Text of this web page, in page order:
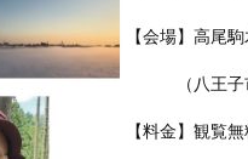
【会場】高尾
（八王子市
【料金】観覧